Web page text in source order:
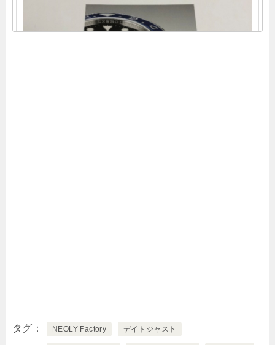
タグ NEOLY Factory デイトジャスト